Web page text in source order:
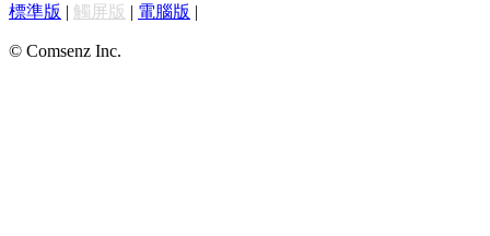
標準版 | 觸屏版 | 電腦版 |
© Comsenz Inc.